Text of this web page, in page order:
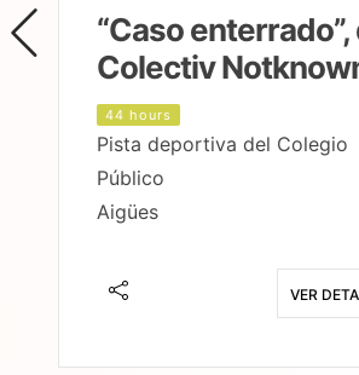
“Caso enterrado”,
Colectiv
44 hours
Pista deportiva del Colegio
Público
Aigües
VER